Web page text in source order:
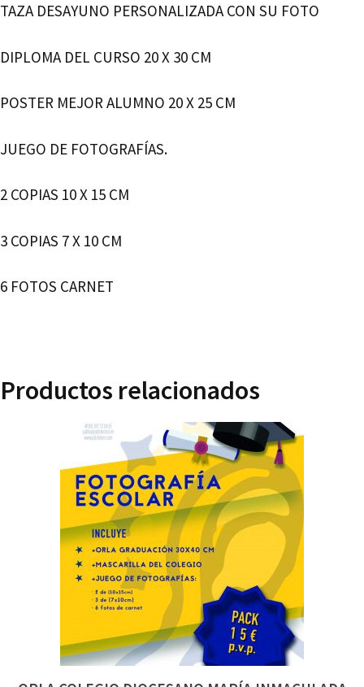
TAZA DESAYUNO PERSONALIZADA CON SU FOTO
DIPLOMA DEL CURSO 20 X 30 CM
POSTER MEJOR ALUMNO 20 X 25 CM
JUEGO DE FOTOGRAFÍAS.
2 COPIAS 10 X 15 CM
3 COPIAS 7 X 10 CM
6 FOTOS CARNET
Productos relacionados